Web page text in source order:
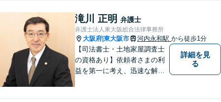
やすい説明を心がけておりま
す。お気軽にご相談くださ
い。
滝川 正明 弁護士
弁護士法人東大阪総合法律事務所
大阪府 東大阪市 河内永和駅 から徒歩1分
【司法書士・土地家屋調査士
の資格あり】依頼者さまの利
益を第一に考え、迅速な解決
詳細を見
る